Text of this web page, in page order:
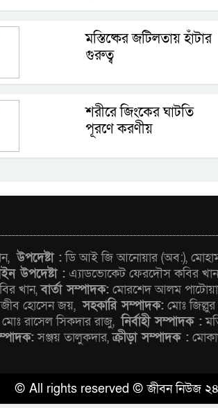
মস্তিষ্কের জটিলতায় হাঁটার
গুরুত্ব
শরীরে জিংকের ঘাটতি
পূরণে করণীয়
উপদেষ্টা :ডি আই জি আনোয়ার (অব:),
উপদেষ্টা : এ্যাডভোকেট ফেরদৌস কবির
খান,বার্তা সম্পাদক: মোরশেদ আলম
হোসেন জয়,সহকারি সম্পাদক: মোঃ
রাসেল সিকদার রাজু,নির্বাহী সম্পাদক :
সঞ্জয় তালুকদার,ক্রীড়া সম্পাদক :
© All rights reserved © জীবন নিউজ